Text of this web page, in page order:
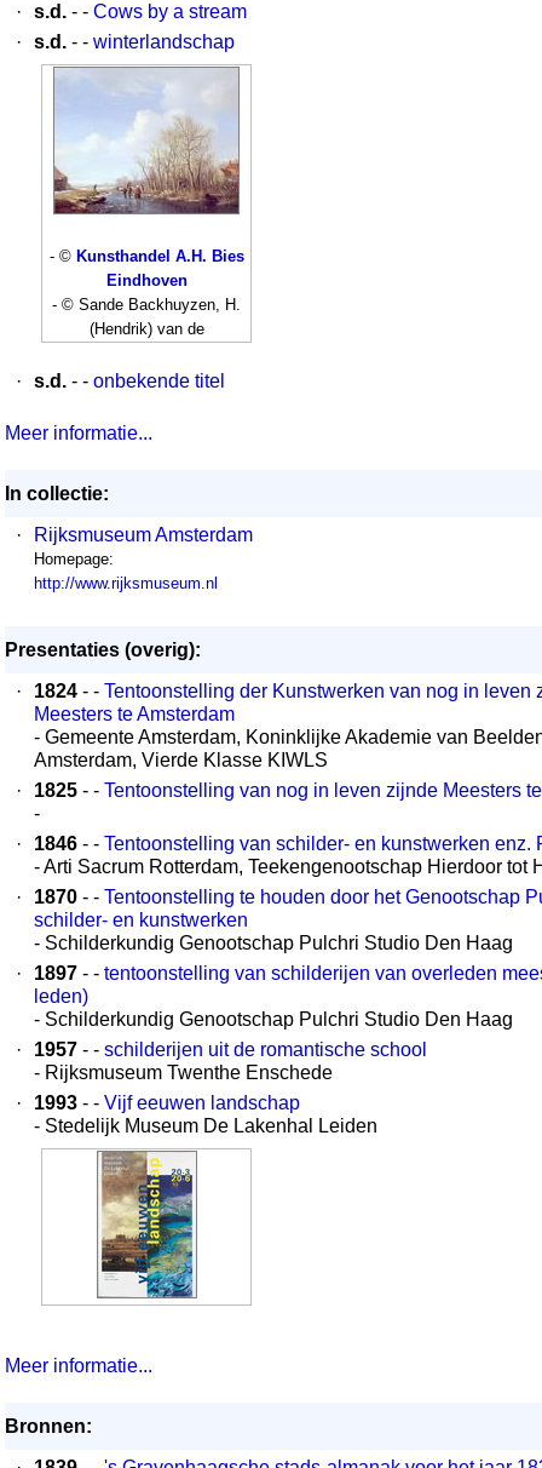
· s.d. - - Cows by a stream
·
s.d. - - winterlandschap
- © Kunsthandel A.H. Bies
Eindhoven
- © Sande Backhuyzen, H.
(Hendrik) van de
· s.d. - - onbekende titel
Meer informatie...
In collectie:
·
Rijksmuseum Amsterdam
Homepage:
http://www.rijksmuseum.nl
Presentaties (overig):
·
1824 - - Tentoonstelling der Kunstwerken van nog in leven
Meesters te Amsterdam
- Gemeente Amsterdam, Koninklijke Akademie van
Amsterdam, Vierde Klasse KIWLS
·
1825 - - Tentoonstelling van nog in leven zijnde Meesters
-
·
1846 - - Tentoonstelling van schilder- en kunstwerken enz.
- Arti Sacrum Rotterdam, Teekengenootschap Hierdoor tot
·
1870 - - Tentoonstelling te houden door het Genootschap
schilder- en kunstwerken
- Schilderkundig Genootschap Pulchri Studio Den Haag
·
1897 - - tentoonstelling van schilderijen van overleden
leden)
- Schilderkundig Genootschap Pulchri Studio Den Haag
·
1957 - - schilderijen uit de romantische school
- Rijksmuseum Twenthe Enschede
·
1993 - - Vijf eeuwen landschap
- Stedelijk Museum De Lakenhal Leiden
Meer informatie...
Bronnen: